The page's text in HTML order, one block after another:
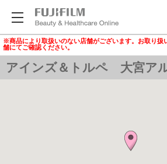
※商品により取扱いのない店舗がございます。お取り扱
舗にてご確認ください。
アインズ＆トルペ 大宮ア